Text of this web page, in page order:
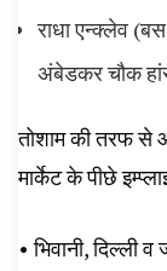
राधा एन्क्लेव
अंबेडकर चौक
तोशाम की तरफ से
मार्केट के पीछे
• भिवानी, दिल्ली